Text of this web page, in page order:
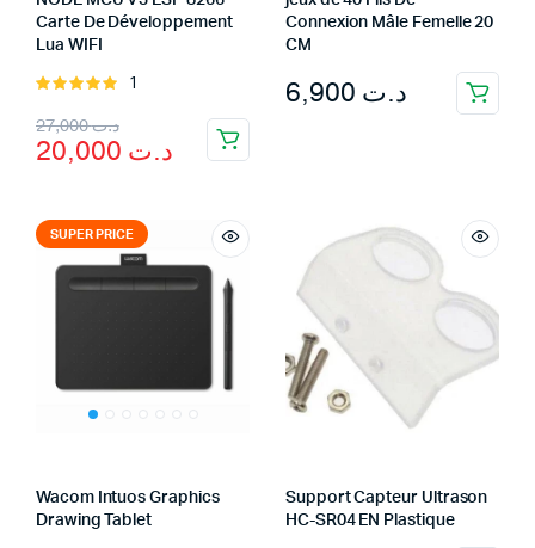
Carte De Développement
Lua WIFI
Rated
5
1
د.ت27,000
Original
price
د.ت
Current
price
Connexion Mâle Femelle 20
CM
د.ت
SUPER PRICE
Wacom Intuos Graphics
Drawing Tablet
Support Capteur Ultrason
HC-SR04 EN Plastique